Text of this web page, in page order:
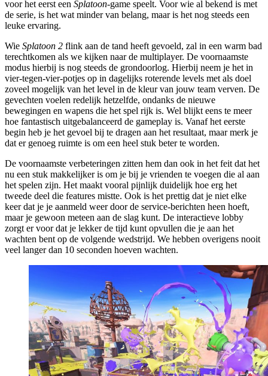
voor het eerst een Splatoon-game speelt. Voor wie al bekend is met
de serie, is het wat minder van belang, maar is het nog steeds een
leuke ervaring.
Wie Splatoon 2 flink aan de tand heeft gevoeld, zal in een warm bad
terechtkomen als we kijken naar de multiplayer. De voornaamste
modus hierbij is nog steeds de grondoorlog. Hierbij neem je het in
vier-tegen-vier-potjes op in dagelijks roterende levels met als doel
zoveel mogelijk van het level in de kleur van jouw team verven. De
gevechten voelen redelijk hetzelfde, ondanks de nieuwe
bewegingen en wapens die het spel rijk is. Wel blijkt eens te meer
hoe fantastisch uitgebalanceerd de gameplay is. Vanaf het eerste
begin heb je het gevoel bij te dragen aan het resultaat, maar merk je
dat er genoeg ruimte is om een heel stuk beter te worden.
De voornaamste verbeteringen zitten hem dan ook in het feit dat het
nu een stuk makkelijker is om je bij je vrienden te voegen die al aan
het spelen zijn. Het maakt vooral pijnlijk duidelijk hoe erg het
tweede deel die features mistte. Ook is het prettig dat je niet elke
keer dat je je aanmeld weer door de service-berichten heen hoeft,
maar je gewoon meteen aan de slag kunt. De interactieve lobby
zorgt er voor dat je lekker de tijd kunt opvullen die je aan het
wachten bent op de volgende wedstrijd. We hebben overigens nooit
veel langer dan 10 seconden hoeven wachten.